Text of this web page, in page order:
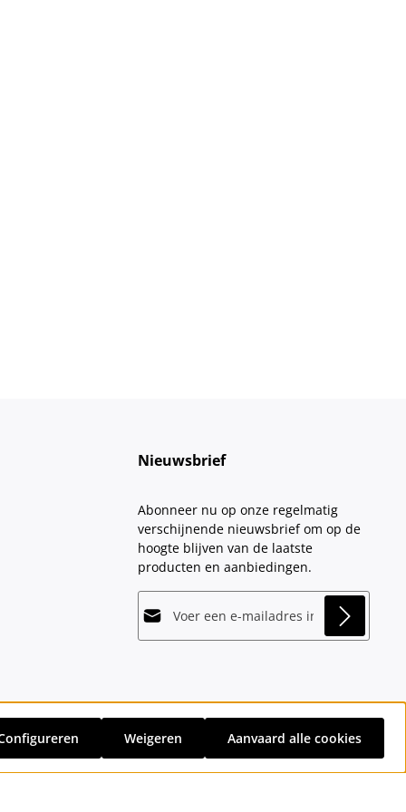
Nieuwsbrief
Abonneer nu op onze regelmatig
verschijnende nieuwsbrief om op de
hoogte blijven van de laatste
producten en aanbiedingen.
u dat u onze
gegevensbeschermingsinformatiehebt
gelezen en onze
algemene voorwaardenhebt
geaccepteerd.
en eventuele bezorgkosten, indien niet anders vermeld.
Weigeren Aanvaard alle cookies